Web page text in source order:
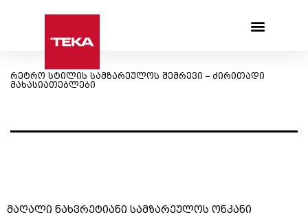
რეტრო სტილის სამზარეულოს შემრევი – ძირითადი
მახასიათებლები
მაღალი ნახვრეტიანი სამზარეულოს ონკანი